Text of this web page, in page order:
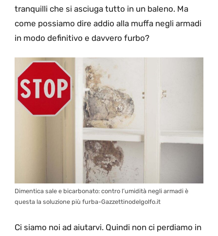
tranquilli che si asciuga tutto in un baleno. Ma
come possiamo dire addio alla muffa negli armadi
in modo definitivo e davvero furbo?
Dimentica sale e bicarbonato: contro l’umidità negli armadi è
questa la soluzione più furba-Gazzettinodelgolfo.it
Ci siamo noi ad aiutarvi. Quindi non ci perdiamo in